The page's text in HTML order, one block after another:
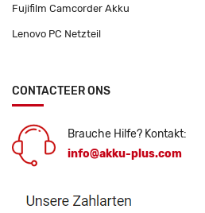
Fujifilm Camcorder Akku
Lenovo PC Netzteil
CONTACTEER ONS
Brauche Hilfe? Kontakt:
info@akku-plus.com